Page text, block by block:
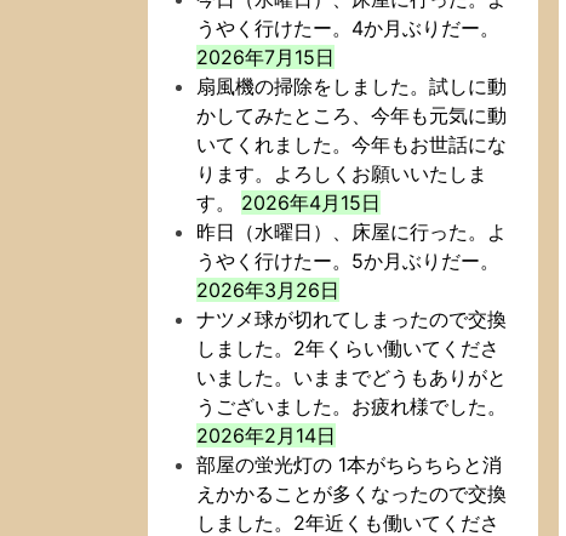
うやく行けたー。4か月ぶりだー。
2026年7月15日
扇風機の掃除をしました。試しに動
かしてみたところ、今年も元気に動
いてくれました。今年もお世話にな
ります。よろしくお願いいたしま
す。
2026年4月15日
昨日（水曜日）、床屋に行った。よ
うやく行けたー。5か月ぶりだー。
2026年3月26日
ナツメ球が切れてしまったので交換
しました。2年くらい働いてくださ
いました。いままでどうもありがと
うございました。お疲れ様でした。
2026年2月14日
部屋の蛍光灯の 1本がちらちらと消
えかかることが多くなったので交換
しました。2年近くも働いてくださ